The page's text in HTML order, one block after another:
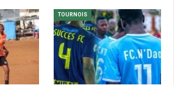
TOURNOIS